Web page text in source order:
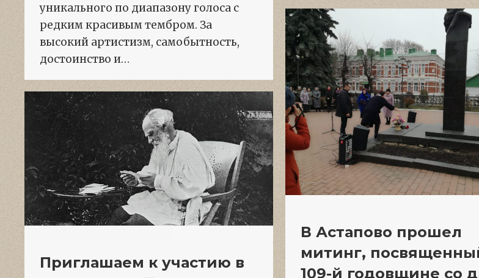
уникального по диапазону голоса с
редким красивым тембром. За
высокий артистизм, самобытность,
достоинство и…
В Астапово прошел
митинг,
109-й годовщине со
Приглашаем к участию в